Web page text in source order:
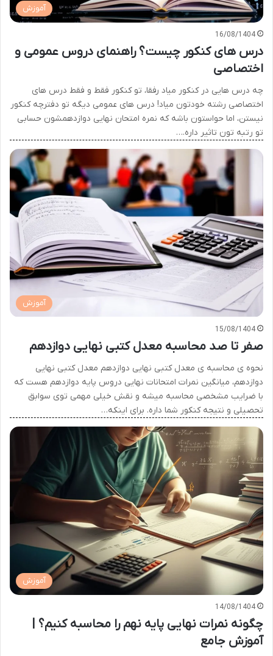
آموزش
16/08/1404
درس های کنکور چیست؟ راهنمای دروس عمومی و
اختصاصی
چه درس هایی در کنکور میاد رفقا، تو کنکور فقط و فقط درس های
اختصاصی رشته خودتون میاد! درس های عمومی دیگه تو دفترچه کنکور
نیستن، اما حواستون باشه که نمره امتحان نهایی دوازدهمشون حسابی
تو رتبه تون تاثیر داره.…
آموزش
15/08/1404
صفر تا صد محاسبه معدل کتبی نهایی دوازدهم
نحوه ی محاسبه ی معدل کتبی نهایی دوازدهم معدل کتبی نهایی
دوازدهم، میانگین نمرات امتحانات نهایی دروس پایه دوازدهم هست که
با ضرایب مشخصی محاسبه میشه و نقش خیلی مهمی توی سوابق
تحصیلی و نتیجه کنکور شما داره. برای اینکه…
آموزش
14/08/1404
چگونه نمرات نهایی پایه نهم را محاسبه کنیم؟ |
آموزش جامع